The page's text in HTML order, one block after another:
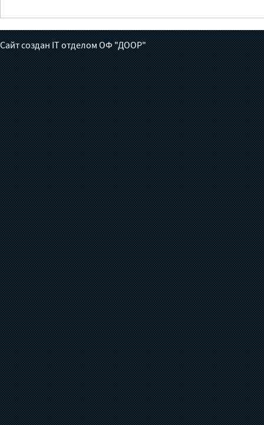
на себя борьбу с
туберкулезом?
толгон
Сайт создан IT отделом ОФ "ДООР"